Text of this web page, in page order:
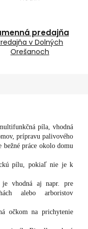
predajňa
v Dolných
Orešanoch
píla, vhodná
prípravu palivového
bežné práce okolo domu
pílu, pokiaľ nie je k
vhodná aj napr. pre
alebo arboristov
očkom na prichytenie